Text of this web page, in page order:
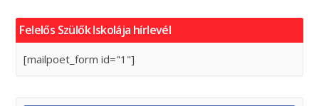
Felelős Szülők Iskolája hírlevél
[mailpoet_form id="1"]